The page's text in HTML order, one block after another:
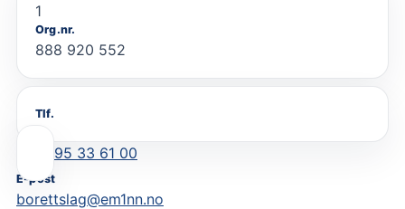
1
Org.nr.
888 920 552
Tlf.
95 33 61 00
E-post
borettslag@em1nn.no